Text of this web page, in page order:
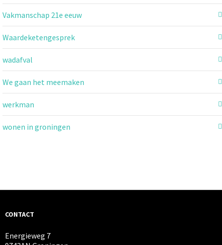
Vakmanschap 21e eeuw
Waardeketengesprek
wadafval
We gaan het meemaken
werkman
wonen in groningen
CONTACT
Energieweg 7